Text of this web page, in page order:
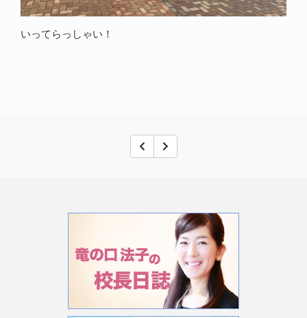
いってらっしゃい！